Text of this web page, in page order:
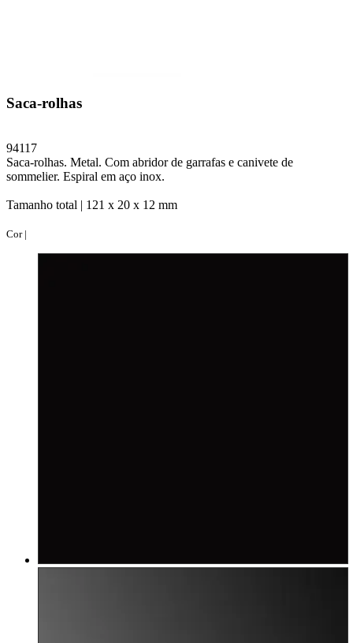
Saca-rolhas
94117
Saca-rolhas. Metal. Com abridor de garrafas e canivete de
sommelier. Espiral em aço inox.
Tamanho total | 121 x 20 x 12 mm
Cor |